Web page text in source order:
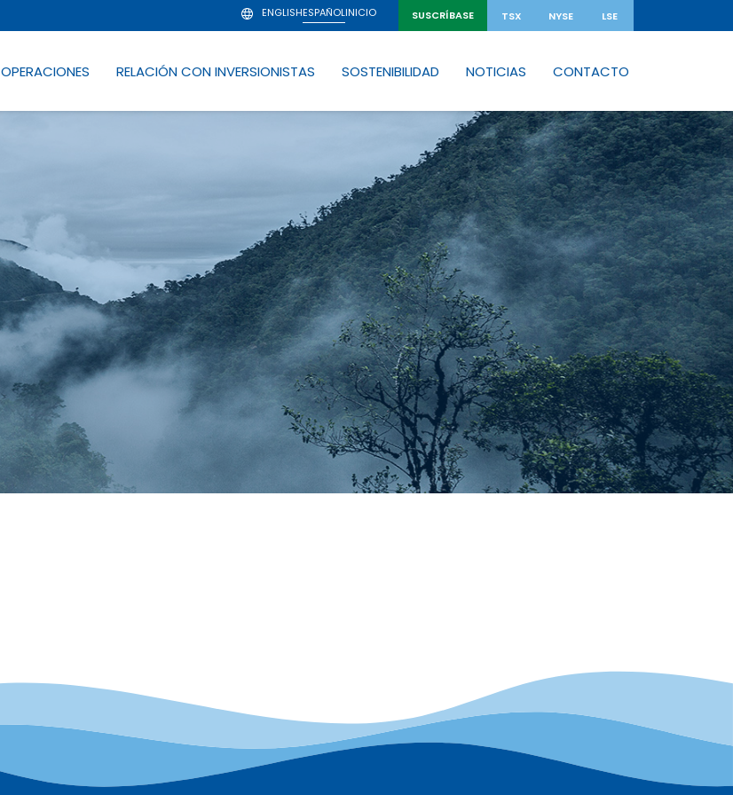
ENGLISHESPAÑOLINICIO SUSCRÍBASE TSX NYSE LSE
OPERACIONES RELACIÓN CON INVERSIONISTAS SOSTENIBILIDAD NOTICIAS CONTACTO